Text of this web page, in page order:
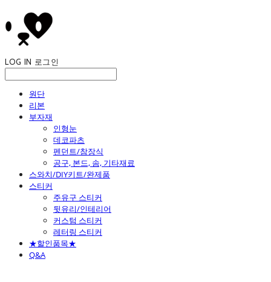
LOG IN 로그인
원단
리본
부자재
인형눈
데코파츠
펜던트/참장식
공구, 본드, 솜, 기타재료
스와치/DIY키트/완제품
스티커
주유구 스티커
뒷유리/인테리어
커스텀 스티커
레터링 스티커
★할인품목★
Q&A